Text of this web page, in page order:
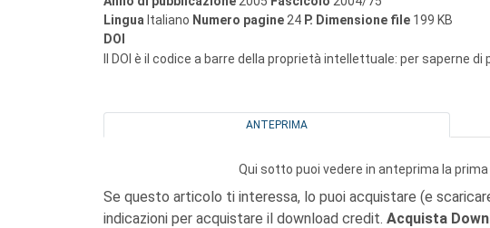
Lingua Italiano Numero pagine 24 P. Dimensione file 199 KB
DOI
Il DOI è il codice a barre della proprietà intellettuale: per saperne di
ANTEPRIMA
Qui sotto puoi vedere in anteprima la
Se questo articolo ti interessa, lo puoi acquistare (e
indicazioni per acquistare il download credit. Acquista